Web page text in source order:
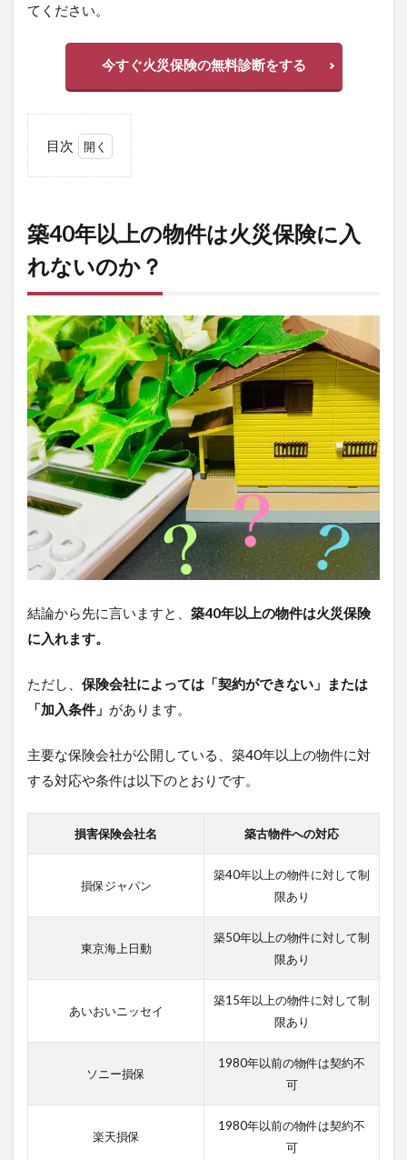
てください。
今すぐ火災保険の無料診断をする
目次
年以
上の
物件
は火
災保
入れ
ない
の
か？
2
築
40
年
以
上
の
物
件
は
火
保
険
れ
な
い
由
3
の火災
保険は
上日動
保険は
築40年以上の物件は火災保険に入
れないのか？
結論から先に言いますと、 築40年以上の物件は火災保険
に入れます。
ただし、 保険会社によっては「契約ができない」または
「加入条件」 があります。
主要な保険会社が公開している、築40年以上の物件に対
する対応や条件は以下のとおりです。
損害保険会社名 築古物件への対応
損保ジャパン
築40年以上の物件に対して制
限あり
東京海上日動
築50年以上の物件に対して制
限あり
あいおいニッセイ
築15年以上の物件に対して制
限あり
ソニー損保
1980年以前の物件は契約不
可
楽天損保
1980年以前の物件は契約不
可